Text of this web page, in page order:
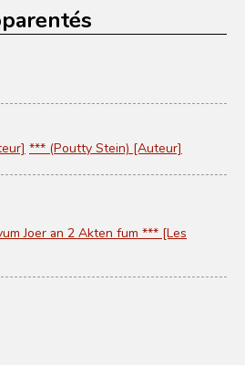
*** (Poutty Stein) [Auteur]
Joer an 2 Akten fum *** [Les